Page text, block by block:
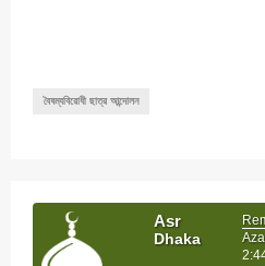
বৈষম্যবিরোধী ছাত্র আন্দোলন